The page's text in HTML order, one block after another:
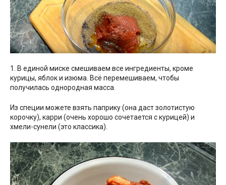
1. В единой миске смешиваем все ингредиенты, кроме
курицы, яблок и изюма. Всё перемешиваем, чтобы
получилась однородная масса.
Из специи можете взять паприку (она даст золотистую
корочку), карри (очень хорошо сочетается с курицей) и
хмели-сунели (это классика).